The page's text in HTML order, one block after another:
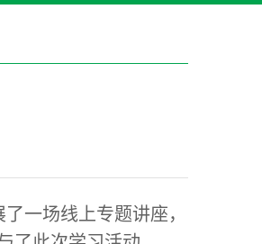
一场线上专题讲座，